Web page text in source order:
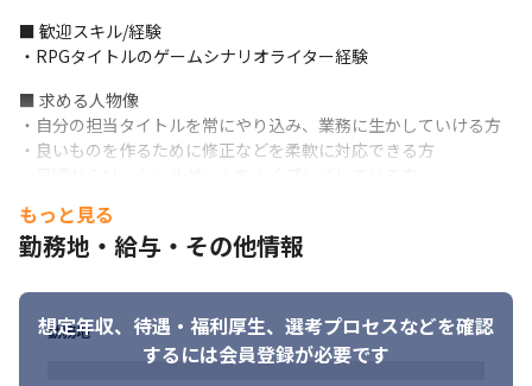
それぞれの強みを活かせる環境です。
■ 歓迎スキル/経験
・RPGタイトルのゲームシナリオライター経験
■ 求める人物像
・自分の担当タイトルを常にやり込み、業務に生かしていける方
・良いものを作るために修正などを柔軟に対応できる方
もっと見る
勤務地・給与・その他情報
想定年収、待遇・福利厚生、 選考プロセスなどを確認
するには会員登録が必要です
勤務地